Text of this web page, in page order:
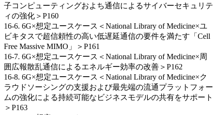
子コンピューティングおよち通信によるサイバーセキュリテ
ィの強化＞P160
16-6. 6G×想定ユースケース＜National Library of Medicine×ユ
ビキタスで超信頼性の高い低遅延通信の要件を満たす「Cell
Free Massive MIMO」＞P161
16-7. 6G×想定ユースケース＜National Library of Medicine×周
囲広報散乱通信によるエネルギー効率の改善＞P162
16-8. 6G×想定ユースケース＜National Library of Medicine×ク
ラウドソーシングの支援および最先端の流通プラットフォー
ムの強化による持続可能なビジネスモデルの共有をサポート
＞P163